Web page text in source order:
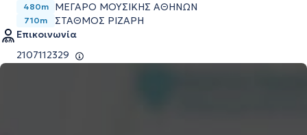
480m ΜΕΓΑΡΟ ΜΟΥΣΙΚΗΣ ΑΘΗΝΩΝ
710m
ΣΤΑΘΜΟΣ ΡΙΖΑΡΗ
Επικοινωνία
2107112329